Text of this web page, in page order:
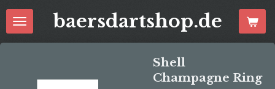
Zum
Hauptinhalt
baersdartshop.de
Shell
Champagne Ring